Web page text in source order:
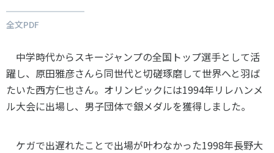
個人情報保護方針
ソーシャルメディア運営方針
© 2020
自治体との連携
各教育機関との連携
スポーツ振興団体との連携
全文PDF
中学時代からスキージャンプの全国トップ選手として活
躍し、原田雅彦さんら同世代と切磋琢磨して世界へと羽ば
たいた西方仁也さん。オリンピックには1994年リレハンメ
ル大会に出場し、男子団体で銀メダルを獲得しました。
ケガで出遅れたことで出場が叶わなかった1998年長野大